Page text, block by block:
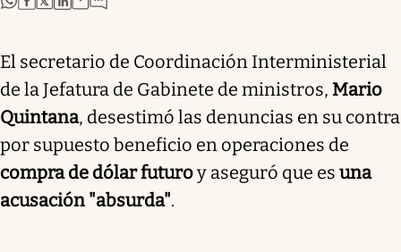
El secretario de Coordinación Interministerial
de la Jefatura de Gabinete de ministros, Mario
Quintana, desestimó las denuncias en su contra
por supuesto beneficio en operaciones de
compra de dólar futuroy aseguró que es una
acusación "absurda".